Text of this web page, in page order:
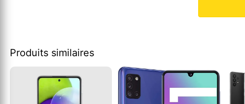
Produits similaires